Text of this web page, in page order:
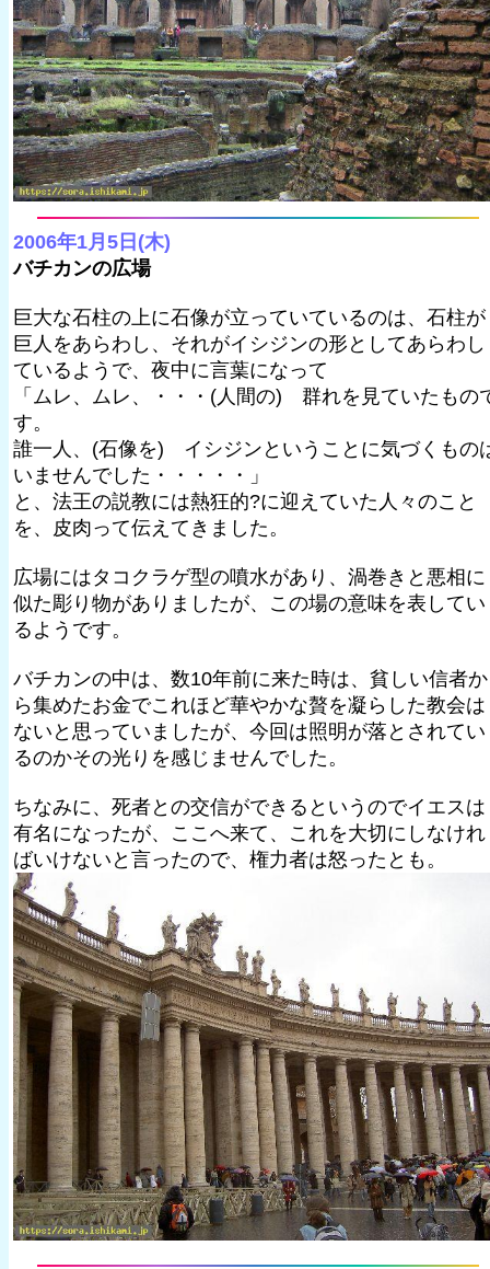
2006年1月5日(木)
バチカンの広場
巨大な石柱の上に石像が立っていているのは、石柱が
巨人をあらわし、それがイシジンの形としてあらわし
ているようで、夜中に言葉になって
「ムレ、ムレ、・・・(人間の) 群れを見ていたもの
す。
誰一人、(石像を) イシジンということに気づくもの
いませんでした・・・・・」
と、法王の説教には熱狂的?に迎えていた人々のこと
を、皮肉って伝えてきました。
広場にはタコクラゲ型の噴水があり、渦巻きと悪相に
似た彫り物がありましたが、この場の意味を表してい
るようです。
バチカンの中は、数10年前に来た時は、貧しい信者か
ら集めたお金でこれほど華やかな贅を凝らした教会は
ないと思っていましたが、今回は照明が落とされてい
るのかその光りを感じませんでした。
ちなみに、死者との交信ができるというのでイエスは
有名になったが、ここへ来て、これを大切にしなけれ
ばいけないと言ったので、権力者は怒ったとも。